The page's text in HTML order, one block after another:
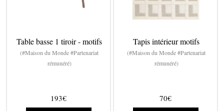
Table basse 1 tiroir - motifs
(#Maison du Monde #Partenariat
rémunéré)
193€
Tapis intérieur motifs
(#Maison du Monde #Partenariat
rémunéré)
70€